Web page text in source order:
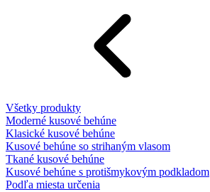
Všetky produkty
Moderné kusové behúne
Klasické kusové behúne
Kusové behúne so strihaným vlasom
Tkané kusové behúne
Kusové behúne s protišmykovým podkladom
Podľa miesta určenia